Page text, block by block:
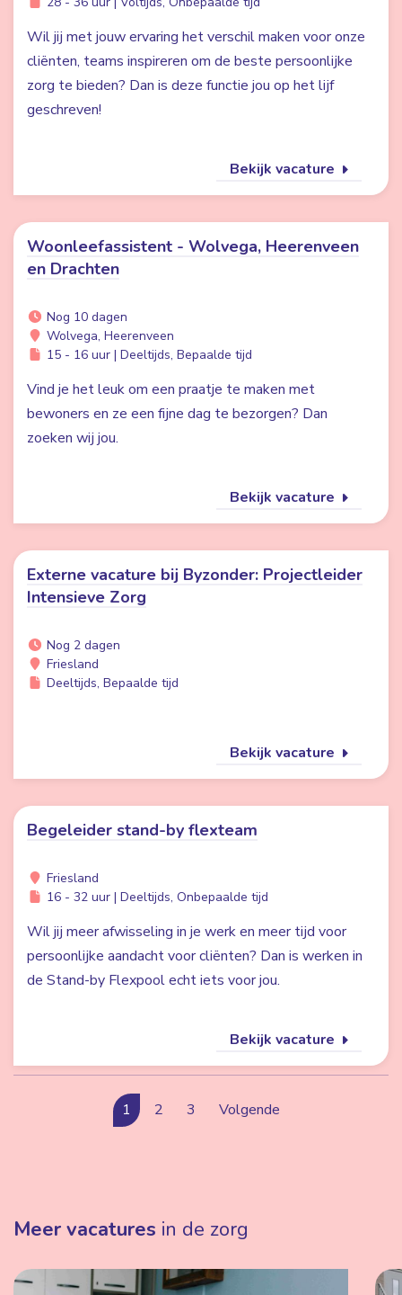
Wil jij met jouw ervaring het verschil maken voor onze
cliënten, teams inspireren om de beste persoonlijke
zorg te bieden? Dan is deze functie jou op het lijf
geschreven!
Bekijk vacature
Woonleefassistent - Wolvega, Heerenveen
en Drachten
Nog 10 dagen
Wolvega, Heerenveen
15 - 16 uur | Deeltijds, Bepaalde tijd
Vind je het leuk om een praatje te maken met
bewoners en ze een fijne dag te bezorgen? Dan
zoeken wij jou.
Bekijk vacature
Externe vacature bij Byzonder: Projectleider
Intensieve Zorg
Nog 2 dagen
Friesland
Deeltijds, Bepaalde tijd
Bekijk vacature
Begeleider stand-by flexteam
Friesland
16 - 32 uur | Deeltijds, Onbepaalde tijd
Wil jij meer afwisseling in je werk en meer tijd voor
persoonlijke aandacht voor cliënten? Dan is werken in
de Stand-by Flexpool echt iets voor jou.
Bekijk vacature
1 2 3 Volgende
Meer vacatures in de zorg